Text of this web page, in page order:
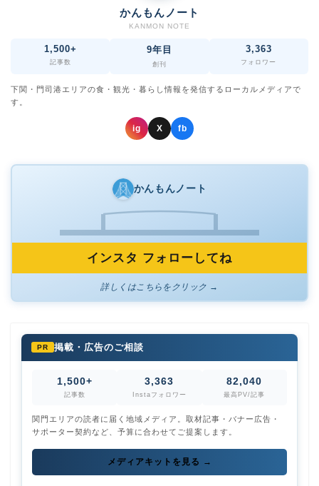
かんもんノート
KANMON NOTE
1,500+
記事数
9年目
創刊
3,363
フォロワー
下関・門司港エリアの食・観光・暮らし情報を発信するローカルメディアで
す。
ig X fb
かんもんノート
インスタ フォローしてね
詳しくはこちらをクリック →
PR 掲載・広告のご相談
1,500+
記事数
3,363
Instaフォロワー
82,040
最高PV/記事
関門エリアの読者に届く地域メディア。取材記事・バナー広告・
サポーター契約など、予算に合わせてご提案します。
メディアキットを見る →